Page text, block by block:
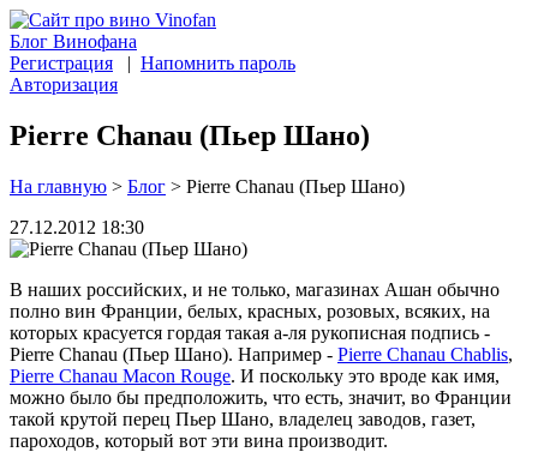
Блог Винофана
Регистрация | Напомнить пароль
Авторизация
Pierre Chanau (Пьер Шано)
На главную > Блог > Pierre Chanau (Пьер Шано)
27.12.2012 18:30
В наших российских, и не только, магазинах Ашан обычно
полно вин Франции, белых, красных, розовых, всяких, на
которых красуется гордая такая а-ля рукописная подпись -
Pierre Chanau (Пьер Шано). Например - Pierre Chanau Chablis,
Pierre Chanau Macon Rouge. И поскольку это вроде как имя,
можно было бы предположить, что есть, значит, во Франции
такой крутой перец Пьер Шано, владелец заводов, газет,
пароходов, который вот эти вина производит.